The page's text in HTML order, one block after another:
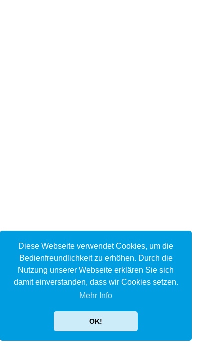
Diese Webseite verwendet Cookies, um die
Bedienfreundlichkeit zu erhöhen. Durch die
Nutzung unserer Webseite erklären Sie sich
damit einverstanden, dass wir Cookies setzen.
Mehr Info
OK!